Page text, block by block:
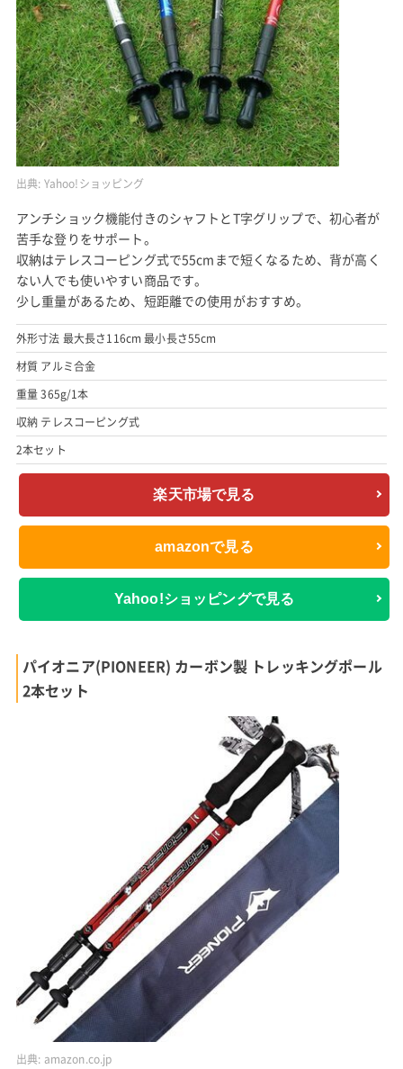
出典: Yahoo!ショッピング
アンチショック機能付きのシャフトとT字グリップで、初心者が
苦手な登りをサポート。
収納はテレスコーピング式で55cmまで短くなるため、背が高く
ない人でも使いやすい商品です。
少し重量があるため、短距離での使用がおすすめ。
外形寸法 最大長さ116cm 最小長さ55cm
材質 アルミ合金
重量 365g/1本
収納 テレスコーピング式
2本セット
楽天市場で見る
amazonで見る
Yahoo!ショッピングで見る
パイオニア(PIONEER) カーボン製 トレッキングポール
2本セット
出典: amazon.co.jp